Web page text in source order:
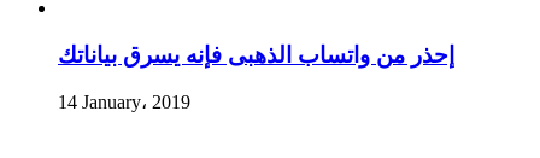
إحذر من واتساب الذهبى فإنه يسرق بياناتك
14 January، 2019